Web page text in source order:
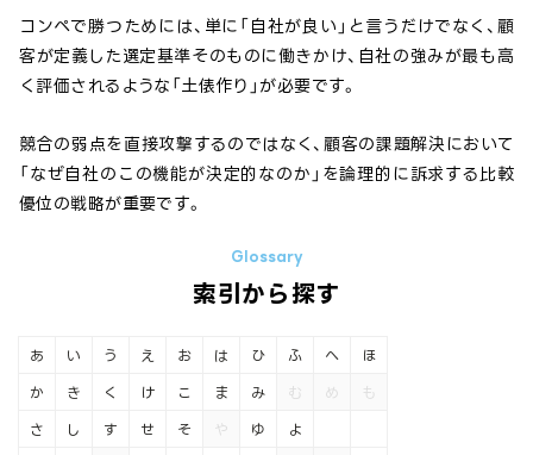
コンペで勝つためには、単に「自社が良い」と言うだけでなく、顧
客が定義した選定基準そのものに働きかけ、自社の強みが最も高
く評価されるような「土俵作り」が必要です。
競合の弱点を直接攻撃するのではなく、顧客の課題解決において
「なぜ自社のこの機能が決定的なのか」を論理的に訴求する比較
優位の戦略が重要です。
索引から探す
あ い う え お
か き く け こ
さ し す せ そ
は ひ ふ へ ほ
ま み む め も
や ゆ よ